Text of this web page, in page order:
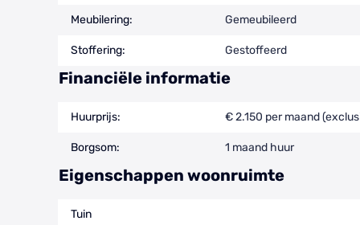
Meubilering: Gemeubileerd
Stoffering: Gestoffeerd
Financiële informatie
Huurprijs: € 2.150 per maand
Borgsom: 1 maand huur
Eigenschappen woonruimte
Tuin